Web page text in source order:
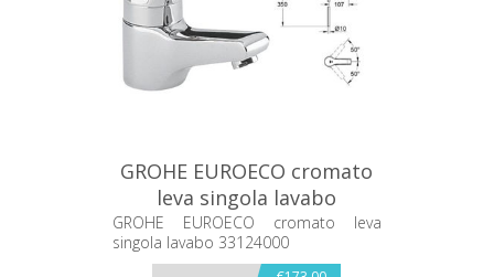
GROHE EUROECO cromato
leva singola lavabo
33124000
GROHE EUROECO cromato leva
singola lavabo 33124000